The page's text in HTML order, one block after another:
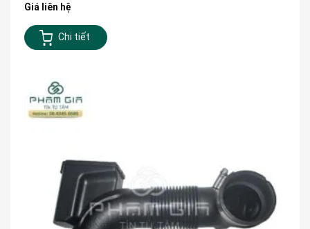
Giá liên hệ
Chi tiết